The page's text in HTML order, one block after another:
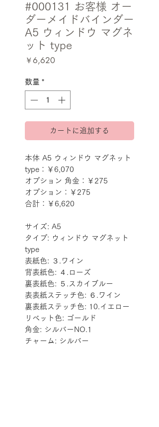
#000131 お客様 オー
ダーメイドバインダー
A5 ウィンドウ マグネ
ット type
￥6,620価
数量 *
カートに追加する
本体 A5 ウィンドウ マグネット
type：￥6,070
オプション 角金：￥275
オプション：￥275
合計：￥6,620
サイズ: A5
タイプ: ウィンドウ マグネット
type
表紙色: ３.ワイン
背表紙色: ４.ローズ
裏表紙色: ５.スカイブルー
表表紙ステッチ色: ６.ワイン
裏表紙ステッチ色: 10.イエロー
リベット色: ゴールド
角金: シルバーNO.1
チャーム: シルバー